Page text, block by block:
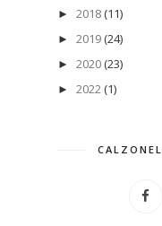
► 2018 (11)
► 2019 (24)
► 2020 (23)
► 2022 (1)